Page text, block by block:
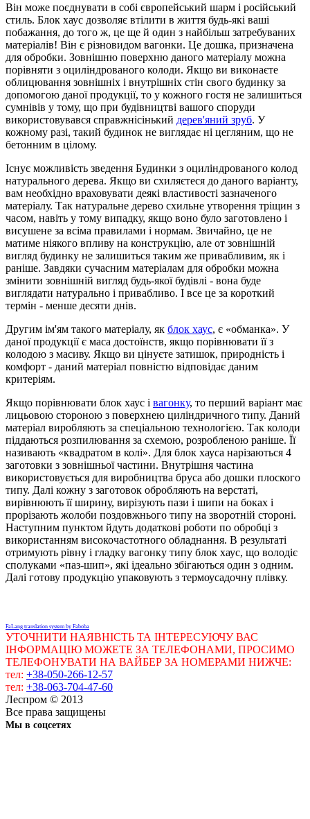
Він може поєднувати в собі європейський шарм і російський
стиль. Блок хаус дозволяє втілити в життя будь-які ваші
побажання, до того ж, це ще й один з найбільш затребуваних
матеріалів! Він є різновидом вагонки. Це дошка, призначена
для обробки. Зовнішню поверхню даного матеріалу можна
порівняти з оциліндрованого колоди. Якщо ви виконаєте
облицювання зовнішніх і внутрішніх стін свого будинку за
допомогою даної продукції, то у кожного гостя не залишиться
сумнівів у тому, що при будівництві вашого споруди
використовувався справжнісінький дерев'яний зруб. У
кожному разі, такий будинок не виглядає ні цегляним, що не
бетонним в цілому.
Існує можливість зведення Будинки з оциліндрованого колод
натурального дерева. Якщо ви схиляєтеся до даного варіанту,
вам необхідно враховувати деякі властивості зазначеного
матеріалу. Так натуральне дерево схильне утворення тріщин з
часом, навіть у тому випадку, якщо воно було заготовлено і
висушене за всіма правилами і нормам. Звичайно, це не
матиме ніякого впливу на конструкцію, але от зовнішній
вигляд будинку не залишиться таким же привабливим, як і
раніше. Завдяки сучасним матеріалам для обробки можна
змінити зовнішній вигляд будь-якої будівлі - вона буде
виглядати натурально і привабливо. І все це за короткий
термін - менше десяти днів.
Другим ім'ям такого матеріалу, як блок хаус, є «обманка». У
даної продукції є маса достоїнств, якщо порівнювати її з
колодою з масиву. Якщо ви цінуєте затишок, природність і
комфорт - даний матеріал повністю відповідає даним
критеріям.
Якщо порівнювати блок хаус і вагонку, то перший варіант має
лицьовою стороною з поверхнею циліндричного типу. Даний
матеріал виробляють за спеціальною технологією. Так колоди
піддаються розпилювання за схемою, розробленою раніше. Її
називають «квадратом в колі». Для блок хауса нарізаються 4
заготовки з зовнішньої частини. Внутрішня частина
використовується для виробництва бруса або дошки плоского
типу. Далі кожну з заготовок обробляють на верстаті,
вирівнюють її ширину, вирізують пази і шипи на боках і
прорізають жолоби поздовжнього типу на зворотній стороні.
Наступним пунктом йдуть додаткові роботи по обробці з
використанням високочастотного обладнання. В результаті
отримують рівну і гладку вагонку типу блок хаус, що володіє
сполуками «паз-шип», які ідеально збігаються один з одним.
Далі готову продукцію упаковують з термоусадочну плівку.
FaLang translation system by Faboba
УТОЧНИТИ НАЯВНІСТЬ ТА ІНТЕРЕСУЮЧУ ВАС
ІНФОРМАЦІЮ МОЖЕТЕ ЗА ТЕЛЕФОНАМИ, ПРОСИМО
ТЕЛЕФОНУВАТИ НА ВАЙБЕР ЗА НОМЕРАМИ НИЖЧЕ:
тел: +38-050-266-12-57
тел: +38-063-704-47-60
Леспром © 2013
Все права защищены
Мы в соцсетях